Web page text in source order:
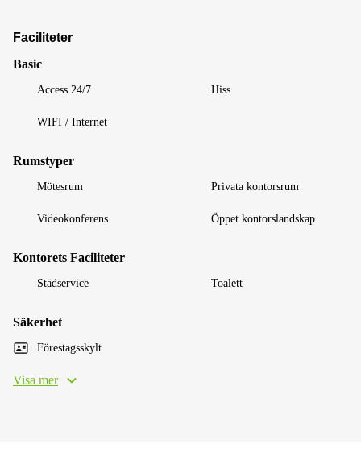
Faciliteter
Basic
Access 24/7 Hiss
WIFI / Internet
Rumstyper
Mötesrum Privata kontorsrum
Videokonferens Öppet kontorslandskap
Kontorets Faciliteter
Städservice Toalett
Säkerhet
Förestagsskylt
Visa mer